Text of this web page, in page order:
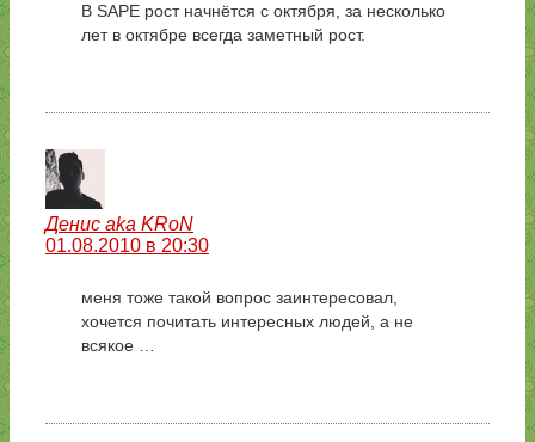
В SAPE рост начнётся с октября, за несколько
лет в октябре всегда заметный рост.
Денис aka KRoN
01.08.2010 в 20:30
меня тоже такой вопрос заинтересовал,
хочется почитать интересных людей, а не
всякое …